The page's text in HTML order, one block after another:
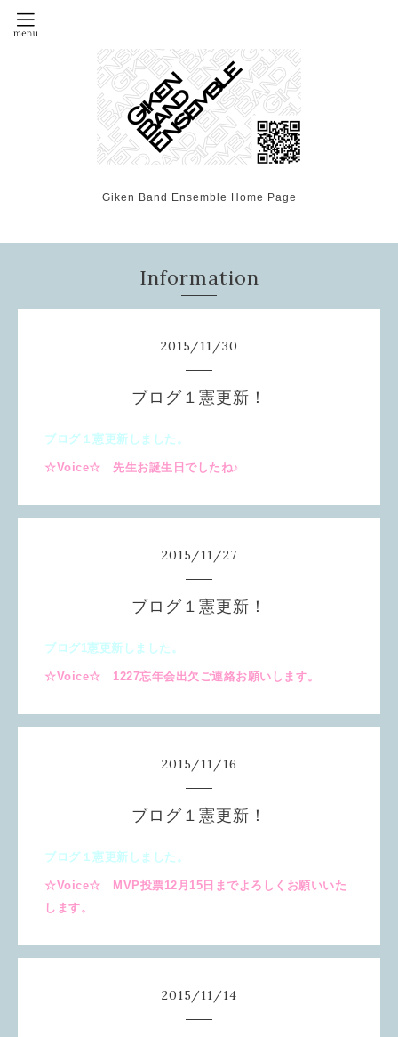
Giken Band Ensemble Home Page
Information
2015/11/30
ブログ１憲更新！
ブログ１憲更新しました。
☆Voice☆ 先生お誕生日でしたね♪
2015/11/27
ブログ１憲更新！
ブログ1憲更新しました。
☆Voice☆ 1227忘年会出欠ご連絡お願いします。
2015/11/16
ブログ１憲更新！
ブログ１憲更新しました。
☆Voice☆ MVP投票12月15日までよろしくお願いいた
します。
2015/11/14